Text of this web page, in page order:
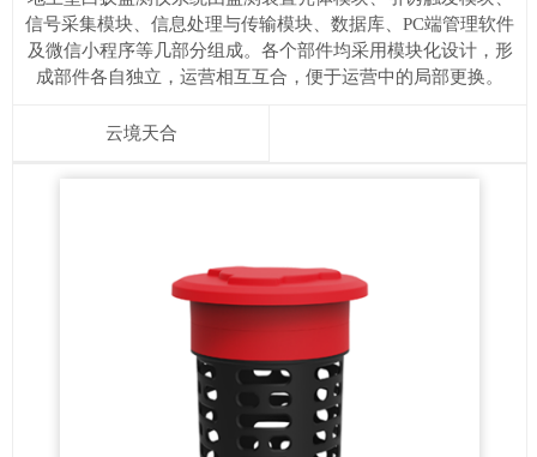
信号采集模块、信息处理与传输模块、数据库、PC端管理软件
及微信小程序等几部分组成。各个部件均采用模块化设计，形
成部件各自独立，运营相互互合，便于运营中的局部更换。
云境天合